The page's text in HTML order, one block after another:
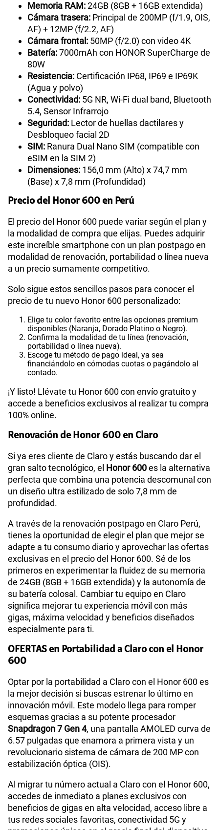
Memoria RAM:24GB (8GB + 16GB extendida)
Cámara trasera: Principal de 200MP (f/1.9, OIS,
AF) + 12MP (f/2.2, AF)
Cámara frontal: 50MP (f/2.0) con video 4K
Batería:7000mAh con HONOR SuperCharge de
80W
Resistencia: Certificación IP68, IP69 e IP69K
(Agua y polvo)
Conectividad: 5G NR, Wi-Fi dual band, Bluetooth
5.4, Sensor Infrarrojo
Seguridad: Lector de huellas dactilares y
Desbloqueo facial 2D
SIM: Ranura Dual Nano SIM (compatible con
eSIM en la SIM 2)
Dimensiones: 156,0 mm (Alto) x 74,7 mm
(Base) x 7,8 mm (Profundidad)
Precio del Honor 600 en Perú
El precio del Honor 600 puede variar según el plan y
la modalidad de compra que elijas. Puedes adquirir
este increíble smartphone con un plan postpago en
modalidad de renovación, portabilidad o línea nueva
a un precio sumamente competitivo.
Solo sigue estos sencillos pasos para conocer el
precio de tu nuevo Honor 600 personalizado:
Elige tu color favorito entre las opciones premium
disponibles (Naranja, Dorado Platino o Negro).
Confirma la modalidad de tu línea (renovación,
portabilidad o línea nueva).
Escoge tu método de pago ideal, ya sea
financiándolo en cómodas cuotas o pagándolo al
contado.
¡Y listo! Llévate tu Honor 600 con envío gratuito y
accede a beneficios exclusivos al realizar tu compra
100% online.
Renovación de Honor 600 en Claro
Si ya eres cliente de Claro y estás buscando dar el
gran salto tecnológico, el Honor 600es la alternativa
perfecta que combina una potencia descomunal con
un diseño ultra estilizado de solo 7,8 mm de
profundidad.
A través de la renovación postpago en Claro Perú,
tienes la oportunidad de elegir el plan que mejor se
adapte a tu consumo diario y aprovechar las ofertas
exclusivas en el precio del Honor 600. Sé de los
primeros en experimentar la fluidez de su memoria
de 24GB (8GB + 16GB extendida) y la autonomía de
su batería colosal. Cambiar tu equipo en Claro
significa mejorar tu experiencia móvil con más
gigas, máxima velocidad y beneficios diseñados
especialmente para ti.
OFERTAS en Portabilidad a Claro con el Honor
600
Optar por la portabilidad a Claro con el Honor 600 es
la mejor decisión si buscas estrenar lo último en
innovación móvil. Este modelo llega para romper
esquemas gracias a su potente procesador
Snapdragon 7 Gen 4, una pantalla AMOLED curva de
6.57 pulgadas que enamora a primera vista y un
revolucionario sistema de cámara de 200 MP con
estabilización óptica (OIS).
Al migrar tu número actual a Claro con el Honor 600,
accedes de inmediato a planes exclusivos con
beneficios de gigas en alta velocidad, acceso libre a
tus redes sociales favoritas, conectividad 5G y